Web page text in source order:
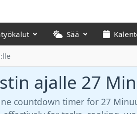
Sää
ajalle 27
countdown timer for 27